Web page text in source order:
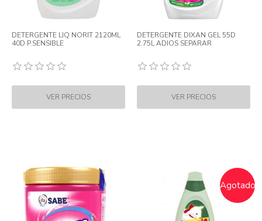
DETERGENTE LIQ NORIT 2120ML
40D P.SENSIBLE
DETERGENTE DIXAN GEL 55D
2.75L ADIOS SEPARAR
Agotado